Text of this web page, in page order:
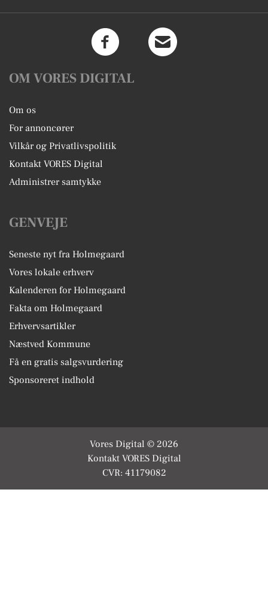
OM VORES DIGITAL
Om os
For annoncører
Vilkår og Privatlivspolitik
Kontakt VORES Digital
Administrer samtykke
GENVEJE
Seneste nyt fra Holmegaard
Vores lokale erhverv
Kalenderen for Holmegaard
Fakta om Holmegaard
Erhvervsartikler
Næstved Kommune
Få en gratis salgsvurdering
Sponsoreret indhold
Vores Digital © 2026
Kontakt VORES Digital
CVR: 41179082